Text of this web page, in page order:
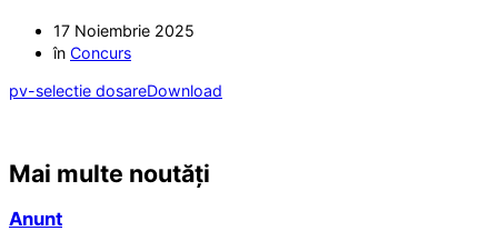
17 Noiembrie 2025
în Concurs
pv-selectie dosareDownload
Mai multe noutăți
Anunt